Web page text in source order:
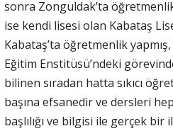
sonra Zonguldak’ta
ise kendi lisesi olan Kabataş
Kabataş’ta öğretmenlik
Eğitim Enstitüsü’ndeki
bilinen sıradan hatta sıkıcı
başına efsanedir ve dersleri hep
başlılığı ve bilgisi ile gerçek bir